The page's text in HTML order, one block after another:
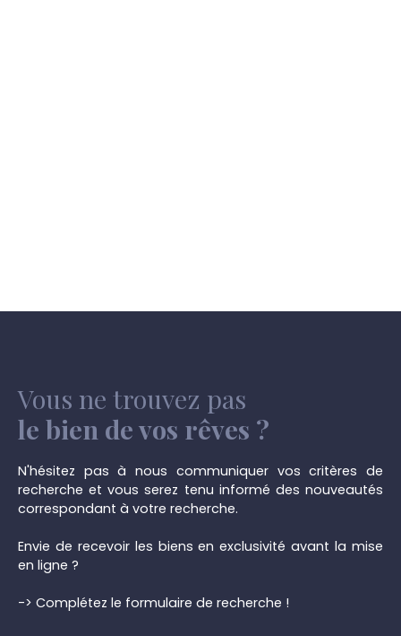
Vous ne trouvez pas
le bien de vos rêves ?
N'hésitez pas à nous communiquer vos critères de
recherche et vous serez tenu informé des nouveautés
correspondant à votre recherche.
Envie de recevoir les biens en exclusivité avant la mise
en ligne ?
-> Complétez le formulaire de recherche !